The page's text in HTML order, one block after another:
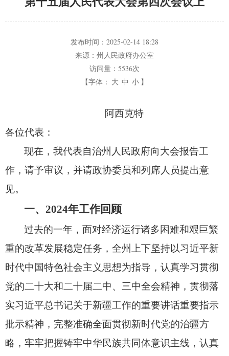
发布时间： 2025-02-14 18:28
来源： 州人民政府办公室
访问量： 5536次
【字体： 大 中 小 】
阿西克特
各位代表：
现在，我代表自治州人民政府向大会报告工
作， 请予审议， 并请政协委员和列席人员提出意
见。
一、2024年工作回顾
过去的一年，面对经济运行诸多困难和艰巨繁
重的改革发展稳定任务， 全州上下坚持以习近平新
时代中国特色社会主义思想为指导， 认真学习贯彻
党的二十大和二十届二中、 三中全会精神， 贯彻落
实习近平总书记关于新疆工作的重要讲话重要指示
批示精神， 完整准确全面贯彻新时代党的治疆方
略， 牢牢把握铸牢中华民族共同体意识主线， 认真